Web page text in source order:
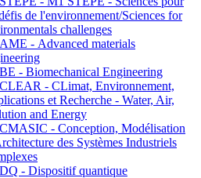
de l'environnement/Sciences for
challenges
- Advanced materials
- Biomechanical Engineering
- CLimat, Environnement,
et Recherche - Water, Air,
and Energy
- Conception, Modélisation
des Systèmes Industriels
- Dispositif quantique